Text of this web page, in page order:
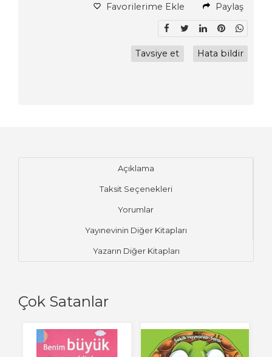
Favorilerime Ekle Paylaş
Tavsiye et Hata bildir
Açıklama
Taksit Seçenekleri
Yorumlar
Yayınevinin Diğer Kitapları
Yazarın Diğer Kitapları
Çok Satanlar